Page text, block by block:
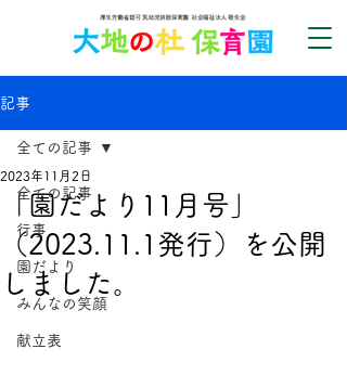
記事
全ての記事
行事
園だより
みんなの笑顔
献立表
全ての記事
「園だより11月号」
（2023.11.1発行）を公開
しました。
2023年11月2日